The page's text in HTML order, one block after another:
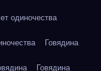
одиночества
Говядина
Говядина